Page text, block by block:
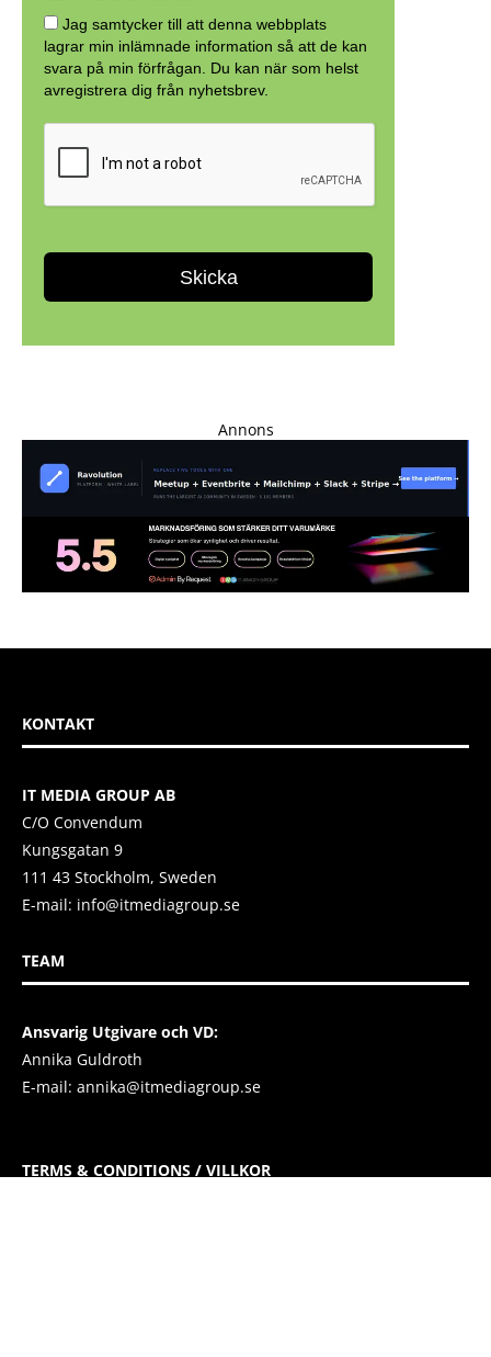
Annons
KONTAKT
IT MEDIA GROUP AB
C/O Convendum
Kungsgatan 9
111 43 Stockholm, Sweden
E-mail: info@itmediagroup.se
TEAM
Ansvarig Utgivare och VD:
Annika Guldroth
E-mail: annika@itmediagroup.se
TERMS & CONDITIONS / VILLKOR